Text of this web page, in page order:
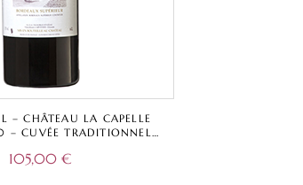
– CHÂTEAU LA CAPELLE
CUVÉE TRADITIONNELLE
105,00 €